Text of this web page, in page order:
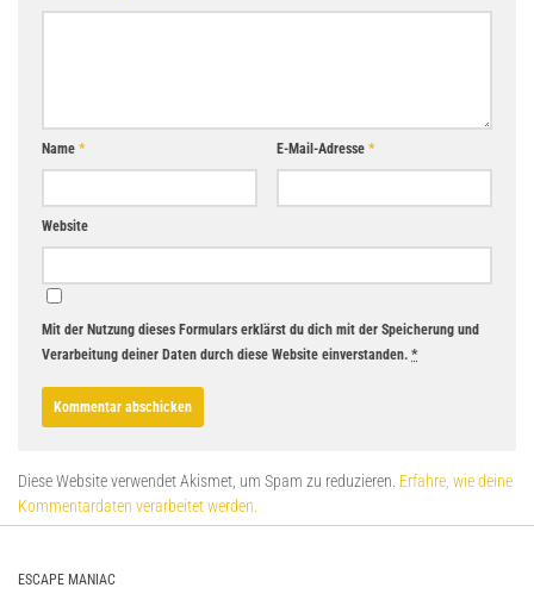
Name * E-Mail-Adresse *
Website
Mit der Nutzung dieses Formulars erklärst du dich mit der Speicherung und
Verarbeitung deiner Daten durch diese Website einverstanden. *
Diese Website verwendet Akismet, um Spam zu reduzieren. Erfahre, wie deine
Kommentardaten verarbeitet werden.
ESCAPE MANIAC